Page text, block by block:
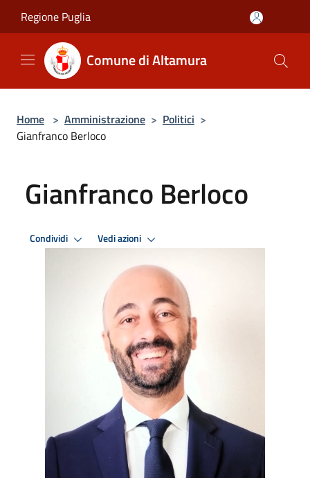
Regione Puglia
Comune di Altamura
Home > Amministrazione > Politici >
Gianfranco Berloco
Gianfranco Berloco
Condividi Vedi azioni